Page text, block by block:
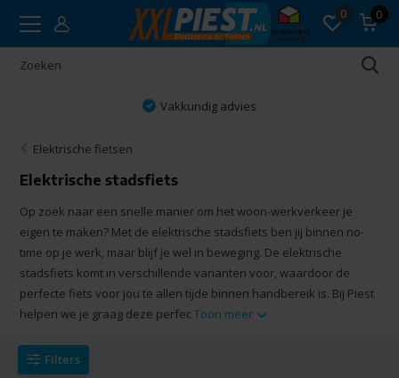
0 0
Vakkundig advies
Elektrische fietsen
Elektrische stadsfiets
Op zoek naar een snelle manier om het woon-werkverkeer je
eigen te maken? Met de elektrische stadsfiets ben jij binnen no-
time op je werk, maar blijf je wel in beweging. De elektrische
stadsfiets komt in verschillende varianten voor, waardoor de
perfecte fiets voor jou te allen tijde binnen handbereik is. Bij Piest
helpen we je graag deze perfecToon meer
Filters